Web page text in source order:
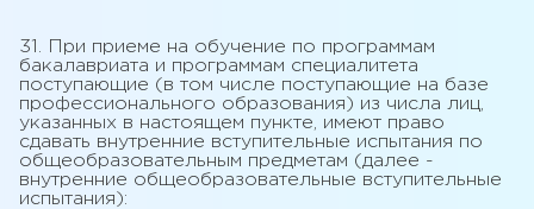
31. При приеме на обучение по программам
бакалавриата и программам специалитета
поступающие (в том числе поступающие на базе
профессионального образования) из числа лиц,
указанных в настоящем пункте, имеют право
сдавать внутренние вступительные испытания по
общеобразовательным предметам (далее -
внутренние общеобразовательные вступительные
испытания):